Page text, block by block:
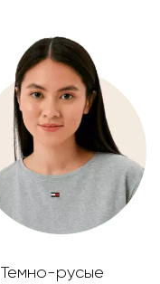
Темно-русые